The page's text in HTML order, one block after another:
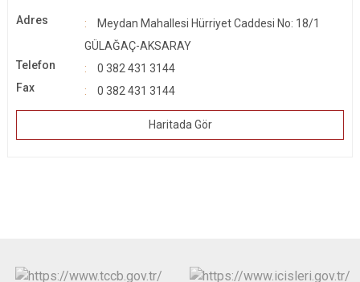
Adres
Meydan Mahallesi Hürriyet Caddesi No: 18/1
GÜLAĞAÇ-AKSARAY
Telefon
0 382 431 3144
Fax
0 382 431 3144
Haritada Gör